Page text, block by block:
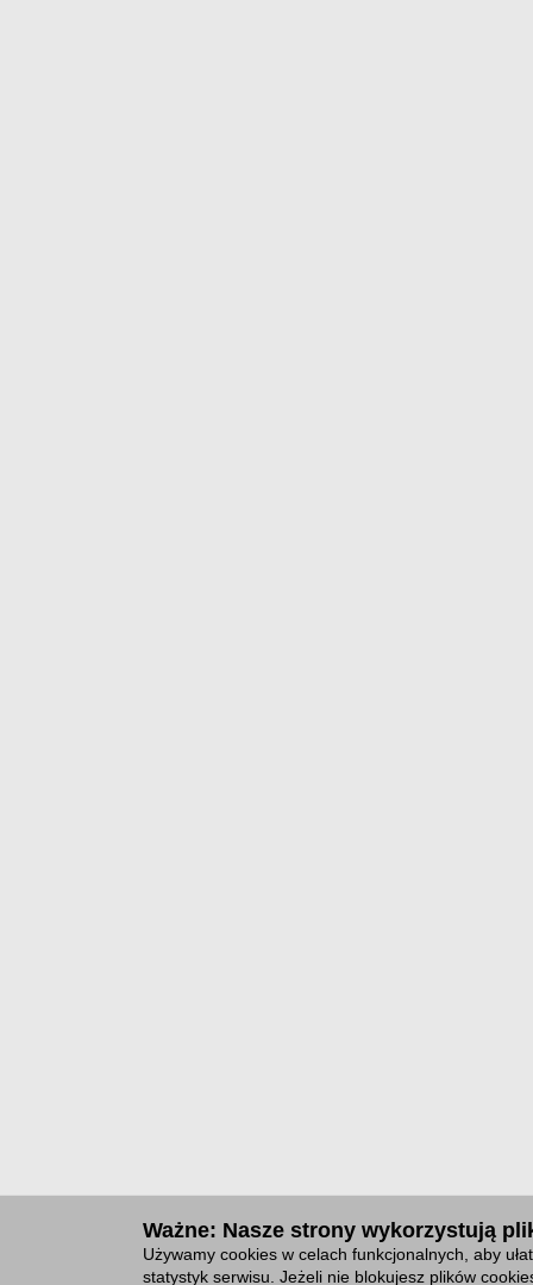
Ważne: Nasze strony wykorzystują
Używamy cookies w celach funkcjonalnych, aby
statystyk serwisu. Jeżeli nie blokujesz plików